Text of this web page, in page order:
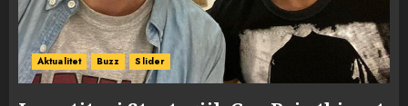
Aktualitet Buzz Slider